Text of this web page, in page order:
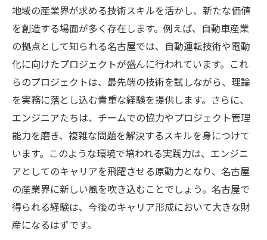
地域の産業界が求める技術スキルを活かし、新たな価値
を創造する場面が多く存在します。例えば、自動車産業
の拠点として知られる名古屋では、自動運転技術や電動
化に向けたプロジェクトが盛んに行われています。これ
らのプロジェクトは、最先端の技術を試しながら、理論
を実務に落とし込む貴重な経験を提供します。さらに、
エンジニアたちは、チームでの協力やプロジェクト管理
能力を磨き、複雑な問題を解決するスキルを身につけて
います。このような環境で培われる実践力は、エンジニ
アとしてのキャリアを飛躍させる原動力となり、名古屋
の産業界に新しい風を吹き込むことでしょう。名古屋で
得られる経験は、今後のキャリア形成において大きな財
産になるはずです。